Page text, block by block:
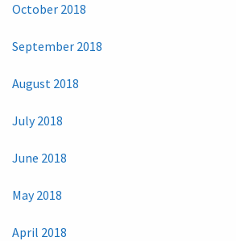
October 2018
September 2018
August 2018
July 2018
June 2018
May 2018
April 2018